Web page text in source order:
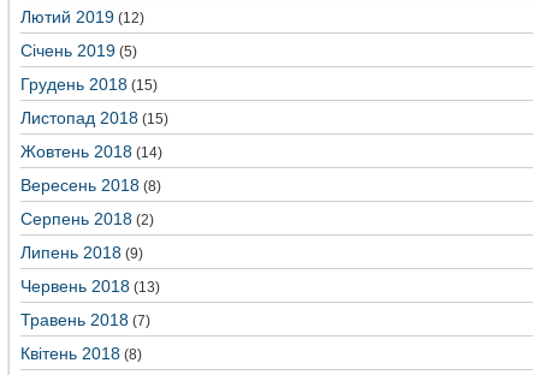
Лютий 2019 (12)
Січень 2019 (5)
Грудень 2018 (15)
Листопад 2018 (15)
Жовтень 2018 (14)
Вересень 2018 (8)
Серпень 2018 (2)
Липень 2018 (9)
Червень 2018 (13)
Травень 2018 (7)
Квітень 2018 (8)